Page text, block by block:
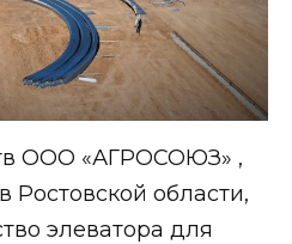
ООО «АГРОСОЮЗ» ,
Ростовской области,
элеватора для